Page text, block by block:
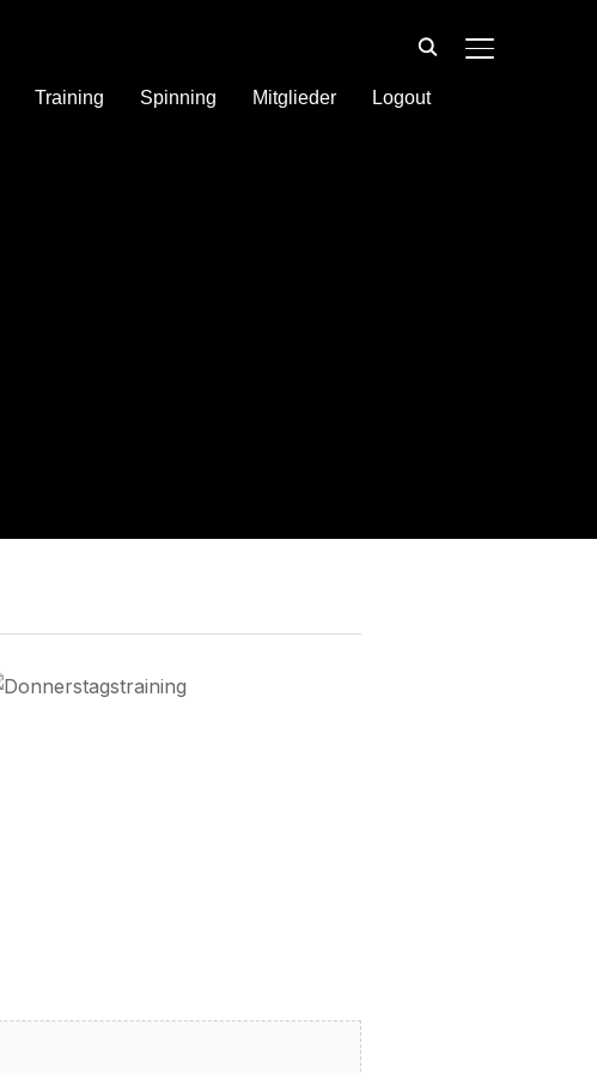
Training Spinning Mitglieder Logout